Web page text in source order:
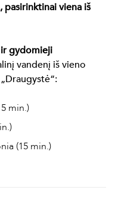
viena iš
gydomieji
vandenį iš vieno
min.)
(15 min.)